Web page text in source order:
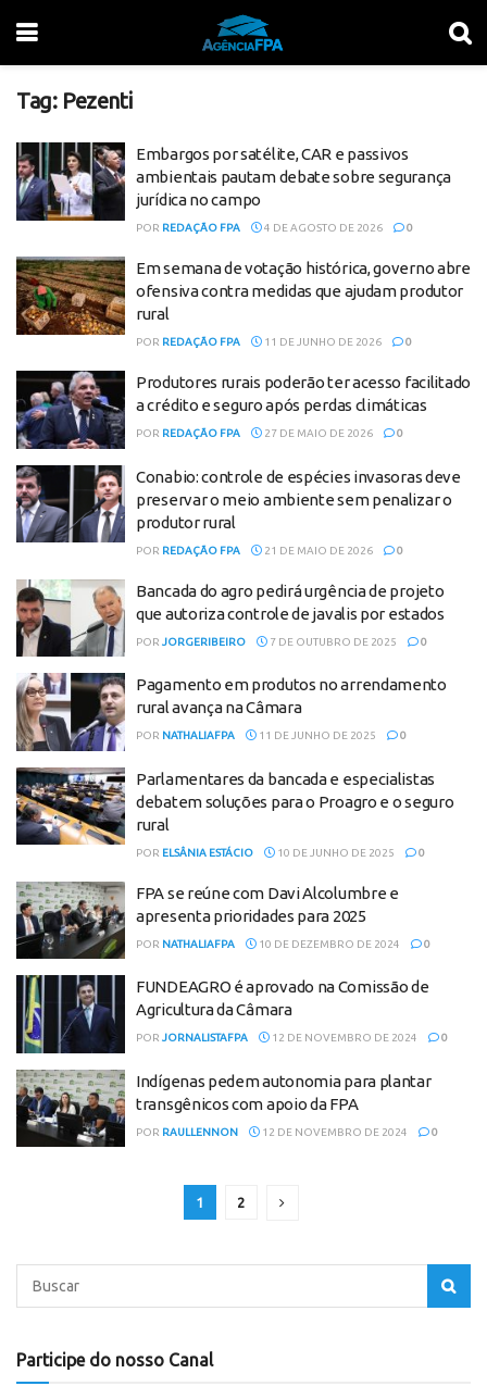
Tag: Pezenti
Embargos por satélite, CAR e passivos
ambientais pautam debate sobre segurança
jurídica no campo
POR REDAÇÃO FPA 4 DE AGOSTO DE 2026 0
Em semana de votação histórica, governo abre
ofensiva contra medidas que ajudam produtor
rural
POR REDAÇÃO FPA 11 DE JUNHO DE 2026 0
Produtores rurais poderão ter acesso facilitado
a crédito e seguro após perdas climáticas
POR REDAÇÃO FPA 27 DE MAIO DE 2026 0
Conabio: controle de espécies invasoras deve
preservar o meio ambiente sem penalizar o
produtor rural
POR REDAÇÃO FPA 21 DE MAIO DE 2026 0
Bancada do agro pedirá urgência de projeto
que autoriza controle de javalis por estados
POR JORGERIBEIRO 7 DE OUTUBRO DE 2025 0
Pagamento em produtos no arrendamento
rural avança na Câmara
POR NATHALIAFPA 11 DE JUNHO DE 2025 0
Parlamentares da bancada e especialistas
debatem soluções para o Proagro e o seguro
rural
POR ELSÂNIA ESTÁCIO 10 DE JUNHO DE 2025 0
FPA se reúne com Davi Alcolumbre e
apresenta prioridades para 2025
POR NATHALIAFPA 10 DE DEZEMBRO DE 2024 0
FUNDEAGRO é aprovado na Comissão de
Agricultura da Câmara
POR JORNALISTAFPA 12 DE NOVEMBRO DE 2024 0
Indígenas pedem autonomia para plantar
transgênicos com apoio da FPA
POR RAULLENNON 12 DE NOVEMBRO DE 2024 0
1 2
Participe do nosso Canal